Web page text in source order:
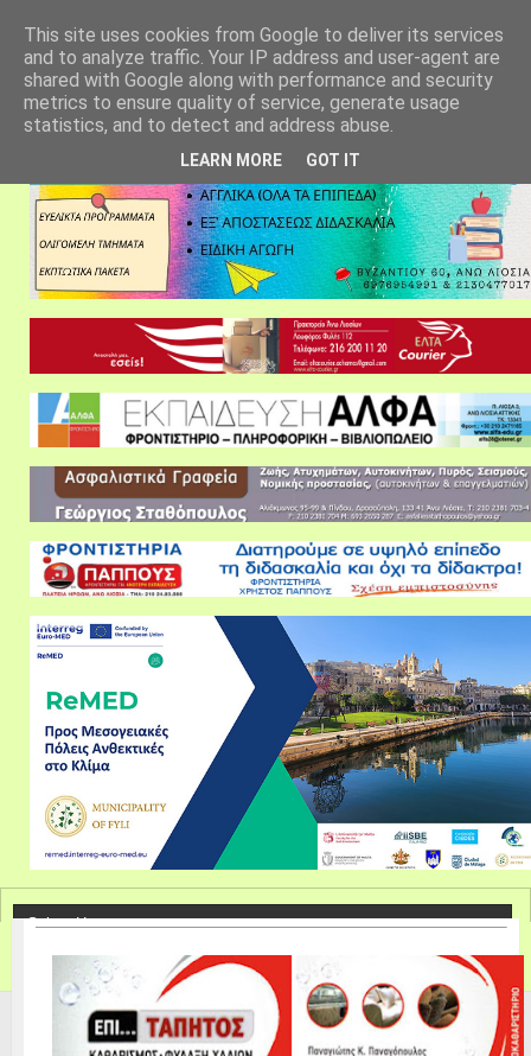
This site uses cookies from Google to deliver its services
and to analyze traffic. Your IP address and user-agent are
shared with Google along with performance and security
metrics to ensure quality of service, generate usage
statistics, and to detect and address abuse.
LEARN MORE GOT IT